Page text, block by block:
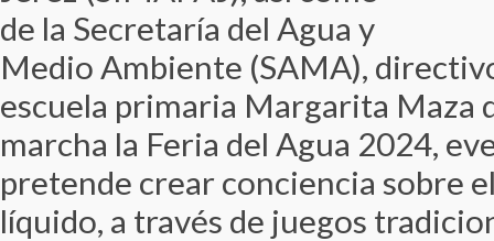
de la Secretaría del Agua y
Medio Ambiente (SAMA),
escuela primaria Margarita Maza
marcha la Feria del Agua 2024,
pretende crear conciencia sobre
líquido, a través de juegos